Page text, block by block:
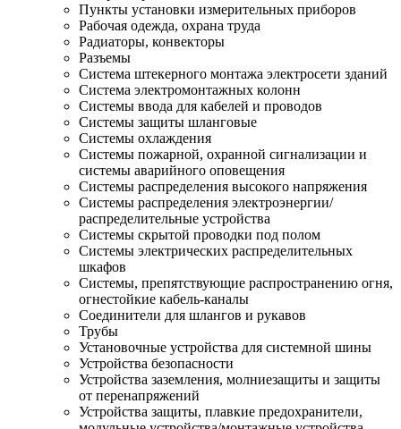
Пункты установки измерительных приборов
Рабочая одежда, охрана труда
Радиаторы, конвекторы
Разъемы
Система штекерного монтажа электросети зданий
Система электромонтажных колонн
Системы ввода для кабелей и проводов
Системы защиты шланговые
Системы охлаждения
Системы пожарной, охранной сигнализации и
системы аварийного оповещения
Системы распределения высокого напряжения
Системы распределения электроэнергии/
распределительные устройства
Системы скрытой проводки под полом
Системы электрических распределительных
шкафов
Системы, препятствующие распространению огня,
огнестойкие кабель-каналы
Соединители для шлангов и рукавов
Трубы
Установочные устройства для системной шины
Устройства безопасности
Устройства заземления, молниезащиты и защиты
от перенапряжений
Устройства защиты, плавкие предохранители,